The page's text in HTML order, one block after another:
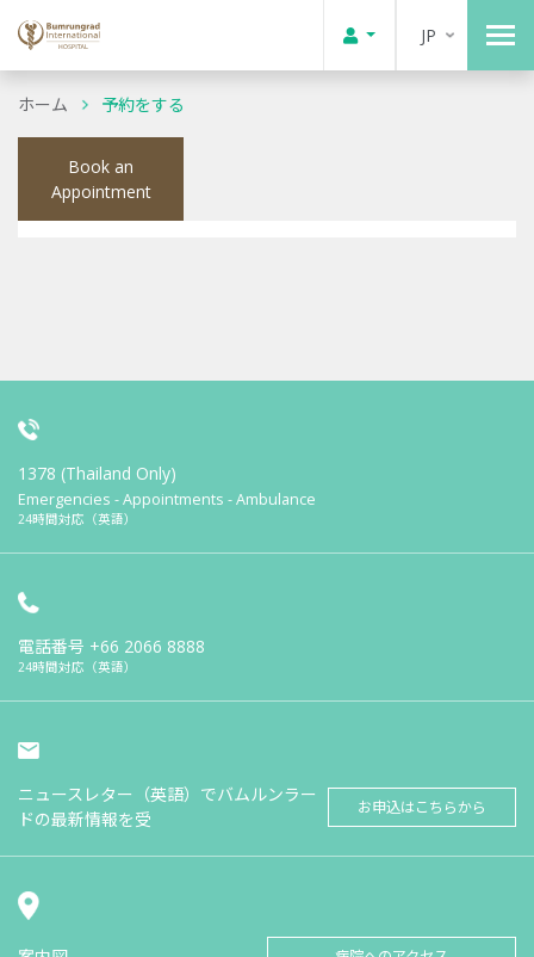
JP
ホーム 予約をする
Book an
Appointment
1378 (Thailand Only)
Emergencies - Appointments - Ambulance
24時間対応（英語）
電話番号 +66 2066 8888
24時間対応（英語）
ニュースレター（英語）でバムルンラー
ドの最新情報を受
お申込はこちらから